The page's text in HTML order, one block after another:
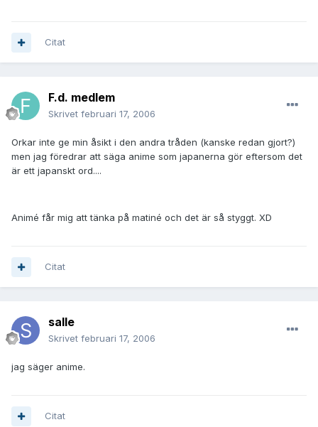
Citat
F.d. medlem
Skrivet februari 17, 2006
Orkar inte ge min åsikt i den andra tråden (kanske redan gjort?)
men jag föredrar att säga anime som japanerna gör eftersom det
är ett japanskt ord....
Animé får mig att tänka på matiné och det är så styggt. XD
Citat
salle
Skrivet februari 17, 2006
jag säger anime.
Citat